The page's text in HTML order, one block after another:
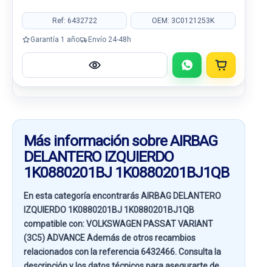
Ref: 6432722 OEM: 3C0121253K
Garantía 1 año Envío 24-48h
Más información sobre AIRBAG
DELANTERO IZQUIERDO
1K0880201BJ 1K0880201BJ1QB
En esta categoría encontrarás AIRBAG DELANTERO
IZQUIERDO 1K0880201BJ 1K0880201BJ1QB
compatible con:VOLKSWAGEN PASSAT VARIANT
(3C5) ADVANCEAdemás de otros recambios
relacionados con la referencia6432466. Consulta la